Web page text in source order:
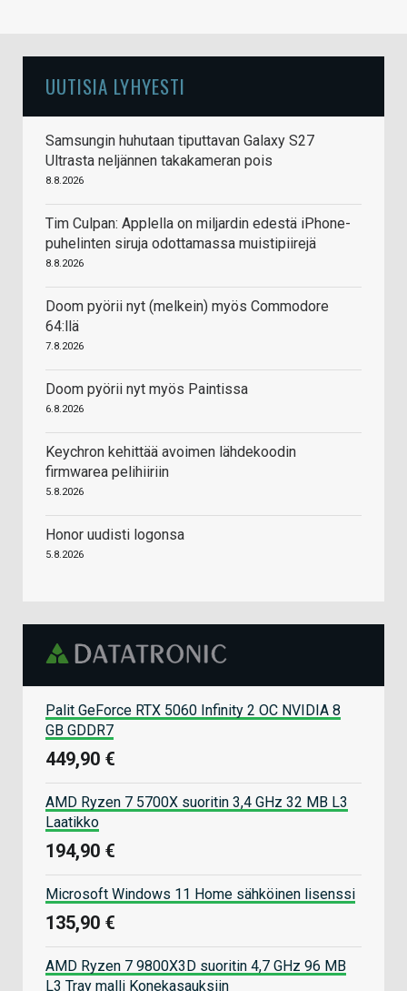
UUTISIA LYHYESTI
Samsungin huhutaan tiputtavan Galaxy S27
Ultrasta neljännen takakameran pois
8.8.2026
Tim Culpan: Applella on miljardin edestä iPhone-
puhelinten siruja odottamassa muistipiirejä
8.8.2026
Doom pyörii nyt (melkein) myös Commodore
64:llä
7.8.2026
Doom pyörii nyt myös Paintissa
6.8.2026
Keychron kehittää avoimen lähdekoodin
firmwarea pelihiiriin
5.8.2026
Honor uudisti logonsa
5.8.2026
Palit GeForce RTX 5060 Infinity 2 OC NVIDIA 8
GB GDDR7
449,90 €
AMD Ryzen 7 5700X suoritin 3,4 GHz 32 MB L3
Laatikko
194,90 €
Microsoft Windows 11 Home sähköinen lisenssi
135,90 €
AMD Ryzen 7 9800X3D suoritin 4,7 GHz 96 MB
L3 Tray malli Konekasauksiin